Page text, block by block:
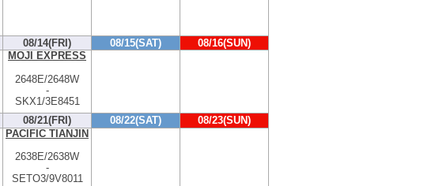
08/14(FRI) 08/15(SAT)
08/16(SUN)
MOJI EXPRESS
2648E/2648W
-
SKX1/3E8451
08/21(FRI) 08/22(SAT)
08/23(SUN)
PACIFIC TIANJIN
2638E/2638W
-
SETO3/9V8011